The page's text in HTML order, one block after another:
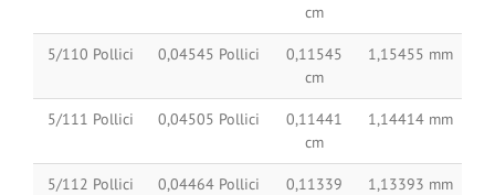
cm
5/110 Pollici 0,04545 Pollici
0,11545
cm
1,15455 mm
5/111 Pollici 0,04505 Pollici
0,11441
cm
1,14414 mm
5/112 Pollici 0,04464 Pollici
0,11339
1,13393 mm